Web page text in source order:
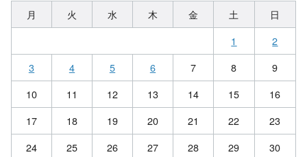
月 火 水 木 金 土
日
1
2
3
4 5 6 7 8
9
10
11 12 13 14 15
16
17
18 19 20 21 22
23
24
25 26 27 28 29
30